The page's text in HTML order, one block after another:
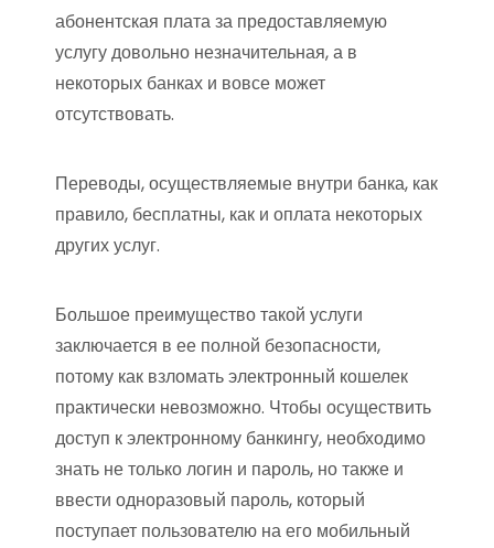
абонентская плата за предоставляемую
услугу довольно незначительная, а в
некоторых банках и вовсе может
отсутствовать.
Переводы, осуществляемые внутри банка, как
правило, бесплатны, как и оплата некоторых
других услуг.
Большое преимущество такой услуги
заключается в ее полной безопасности,
потому как взломать электронный кошелек
практически невозможно. Чтобы осуществить
доступ к электронному банкингу, необходимо
знать не только логин и пароль, но также и
ввести одноразовый пароль, который
поступает пользователю на его мобильный